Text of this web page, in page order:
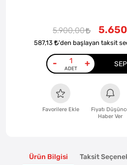
5.900,00
587,13 'den başlayan taksit
- +
Favorilere Ekle
Fiyatı
Haber Ver
Ürün Bilgisi Taksit